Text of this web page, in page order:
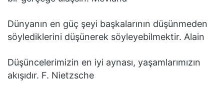
Dünyanın en güç şeyi başkalarının düşünmeden
söylediklerini düşünerek söyleyebilmektir. Alain
Düşüncelerimizin en iyi aynası, yaşamlarımızın
akışıdır. F. Nietzsche